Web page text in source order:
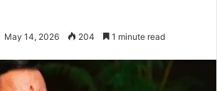
May 14, 2026 204 1 minute read